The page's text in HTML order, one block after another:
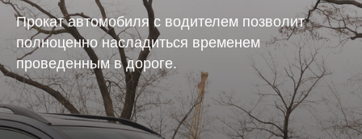
Прокат автомобиля с водителем позволит
полноценно насладиться временем
проведенным в дороге.